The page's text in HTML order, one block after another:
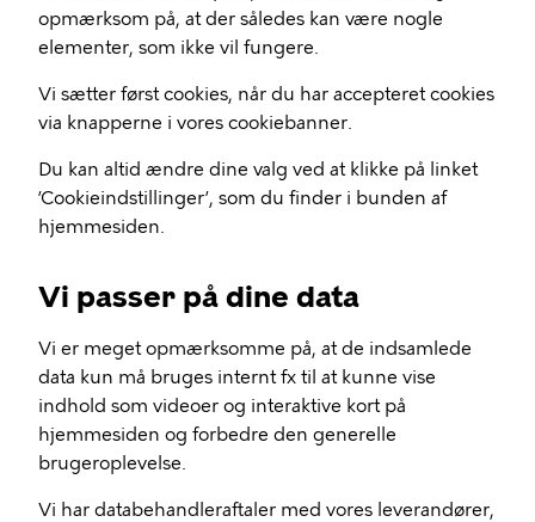
opmærksom på, at der således kan være nogle
elementer, som ikke vil fungere.
Vi sætter først cookies, når du har accepteret cookies
via knapperne i vores cookiebanner.
Du kan altid ændre dine valg ved at klikke på linket
’Cookieindstillinger’, som du finder i bunden af
hjemmesiden.
Vi passer på dine data
Vi er meget opmærksomme på, at de indsamlede
data kun må bruges internt fx til at kunne vise
indhold som videoer og interaktive kort på
hjemmesiden og forbedre den generelle
brugeroplevelse.
Vi har databehandleraftaler med vores leverandører,